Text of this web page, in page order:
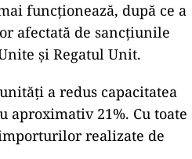
funcționează, după ce a
afectată de sancțiunile
și Regatul Unit.
a redus capacitatea
aproximativ 21%. Cu toate
realizate de